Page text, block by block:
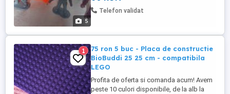
5
catre cumparator.
Telefon validat
1
75 ron 5 buc - Placa de constructie
BioBuddi 25 25 cm - compatibila
LEGO
Profita de oferta si comanda acum! Avem
peste 10 culori disponibile, de la alb la